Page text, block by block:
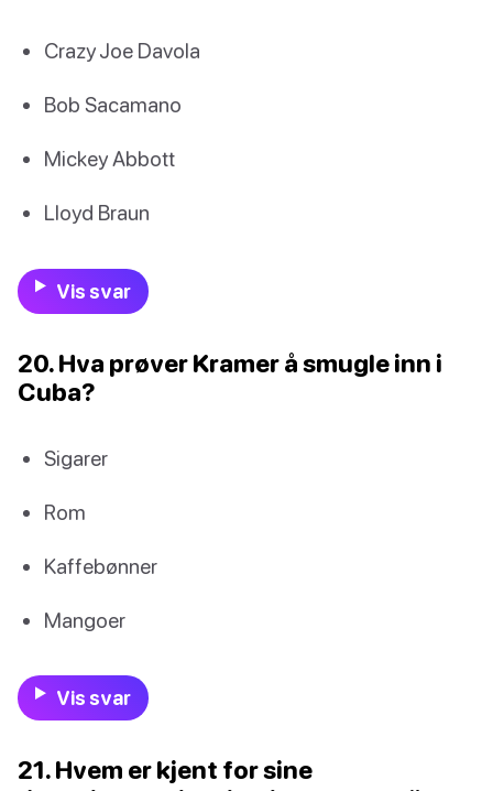
Crazy Joe Davola
Bob Sacamano
Mickey Abbott
Lloyd Braun
Vis svar
20. Hva prøver Kramer å smugle inn i
Cuba?
Sigarer
Rom
Kaffebønner
Mangoer
Vis svar
21. Hvem er kjent for sine